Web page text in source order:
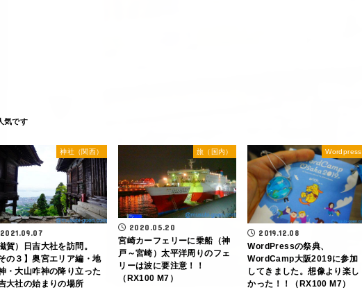
神社（関西）
2021.09.07
滋賀）日吉大社を訪問。
その３】奥宮エリア編・地
・大山咋神の降り立った
大社の始まりの場所
旅（国内）
2020.05.20
宮崎カーフェリーに乗船（神
戸～宮崎）太平洋周りのフェ
リーは波に要注意！！
（RX100 M7）
Wordpress
2019.12.08
WordPressの祭典、
WordCamp大阪2019に参加
してきました。想像より楽し
かった！！（RX100 M7）